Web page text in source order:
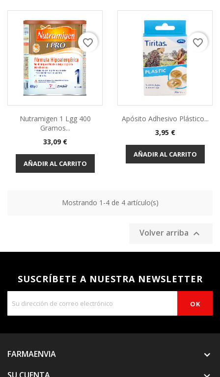
Nutramigen 1 Lgg 400
Gramos...
33,09 €
AÑADIR AL CARRITO
favorite_border
Apósito Adhesivo Plástico...
3,95 €
AÑADIR AL CARRITO
favorite_border
Mostrando 1-4 de 4 artículo(s)
Volver arriba 
SUSCRÍBETE A NUESTRA NEWSLETTER
FARMAENVIA